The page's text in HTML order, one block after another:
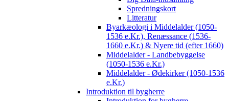
Spredningskort
Litteratur
Byarkæologi i Middelalder (1050-
1536 e.Kr.), Renæssance (1536-
1660 e.Kr.) & Nyere tid (efter 1660)
Middelalder - Landbebyggelse
(1050-1536 e.Kr.)
Middelalder - Ødekirker (1050-1536
e.Kr.)
Introduktion til bygherre